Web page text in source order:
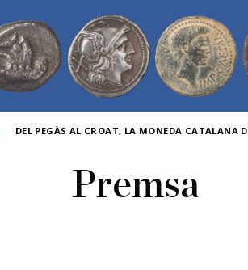
DEL PEGÀS AL CROAT, LA MONEDA CATALANA
Premsa